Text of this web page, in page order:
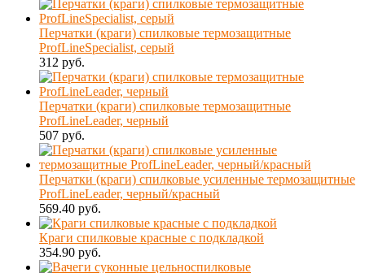
Перчатки (краги) спилковые термозащитные
ProfLineSpecialist, серый
312 руб.
Перчатки (краги) спилковые термозащитные
ProfLineLeader, черный
507 руб.
Перчатки (краги) спилковые усиленные термозащитные
ProfLineLeader, черный/красный
569.40 руб.
Краги спилковые красные с подкладкой
354.90 руб.